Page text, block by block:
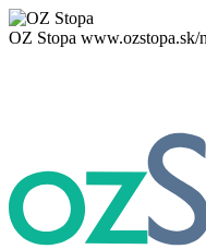
OZ Stopa www.ozstopa.sk/